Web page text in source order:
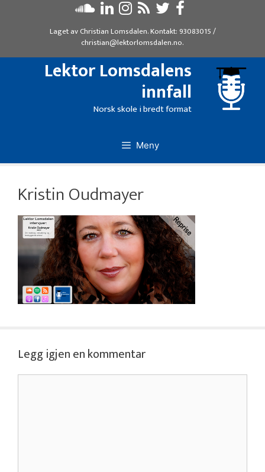
Laget avChristian Lomsdalen. Kontakt: 93083015/
christian@lektorlomsdalen.no.
Lektor Lomsdalens
innfall
Norsk skole i bredt format
Meny
Kristin Oudmayer
Legg igjen en kommentar